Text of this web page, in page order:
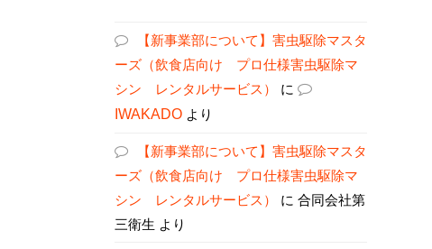
【新事業部について】害虫駆除マスタ
ーズ（飲食店向け プロ仕様害虫駆除マ
シン レンタルサービス）
に
IWAKADO より
【新事業部について】害虫駆除マスタ
ーズ（飲食店向け プロ仕様害虫駆除マ
シン レンタルサービス）
に 合同会社第
三衛生 より